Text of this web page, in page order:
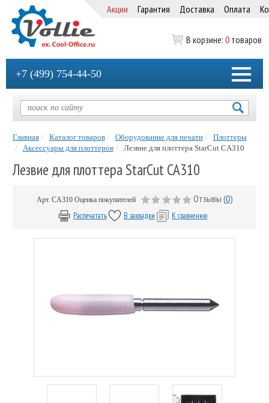
Акции Гарантия Доставка Оплата
В корзине: 0 товаров
+7 (499) 754-44-50
Главная Каталог товаров Оборудование для печати
Плоттеры
Аксессуары для плоттеров
Лезвие для плоттера StarCut CA310
Лезвие для плоттера StarCut CA310
Арт. CA310 Оценка покупателей Отзывы (0)
Распечатать В закладки К сравнению